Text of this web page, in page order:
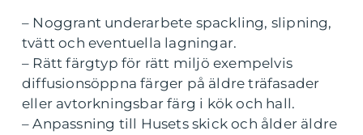
– Noggrant underarbete spackling, slipning,
tvätt och eventuella lagningar.
– Rätt färgtyp för rätt miljö exempelvis
diffusionsöppna färger på äldre träfasader
eller avtorkningsbar färg i kök och hall.
– Anpassning till Husets skick och ålder äldre